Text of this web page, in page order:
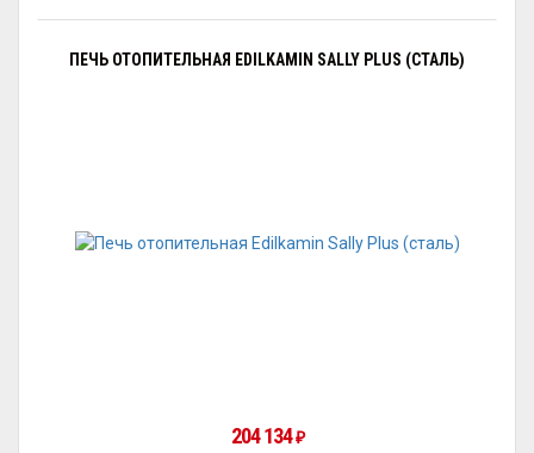
ПЕЧЬ ОТОПИТЕЛЬНАЯ EDILKAMIN SALLY PLUS (СТАЛЬ)
204 134₽